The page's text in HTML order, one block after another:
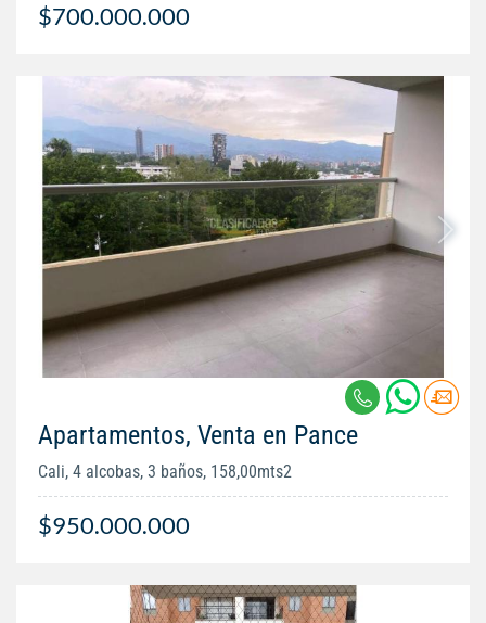
$700.000.000
Apartamentos, Venta en Pance
Cali, 4 alcobas, 3 baños, 158,00mts2
$950.000.000